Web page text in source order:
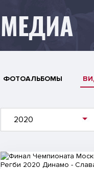
МЕДИА
ФОТОАЛЬБОМЫ
2020
Видео